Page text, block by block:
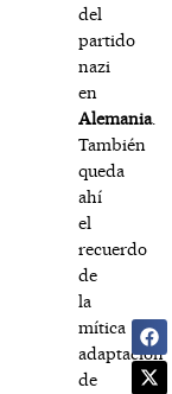
del
partido
nazi
en
Alemania.
También
queda
ahí
el
recuerdo
de
la
mítica
adaptación
de